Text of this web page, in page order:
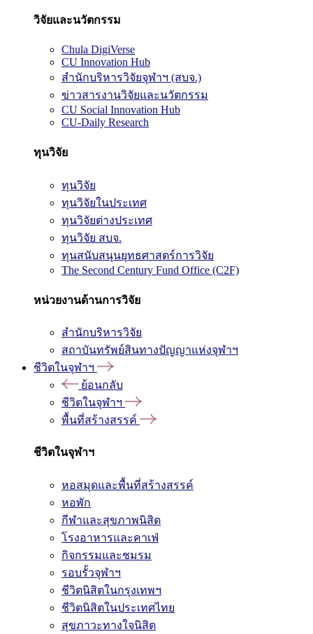
วิจัยและนวัตกรรม
Chula DigiVerse
CU Innovation Hub
สำนักบริหารวิจัยจุฬาฯ (สบจ.)
ข่าวสารงานวิจัยและนวัตกรรม
CU Social Innovation Hub
CU-Daily Research
ทุนวิจัย
ทุนวิจัย
ทุนวิจัยในประเทศ
ทุนวิจัยต่างประเทศ
ทุนวิจัย สบจ.
ทุนสนับสนุนยุทธศาสตร์การวิจัย
The Second Century Fund Office (C2F)
หน่วยงานด้านการวิจัย
สำนักบริหารวิจัย
สถาบันทรัพย์สินทางปัญญาแห่งจุฬาฯ
ชีวิตในจุฬาฯ
ย้อนกลับ
ชีวิตในจุฬาฯ
พื้นที่สร้างสรรค์
ชีวิตในจุฬาฯ
หอสมุดและพื้นที่สร้างสรรค์
หอพัก
กีฬาและสุขภาพนิสิต
โรงอาหารและคาเฟ่
กิจกรรมและชมรม
รอบรั้วจุฬาฯ
ชีวิตนิสิตในกรุงเทพฯ
ชีวิตนิสิตในประเทศไทย
สุขภาวะทางใจนิสิต